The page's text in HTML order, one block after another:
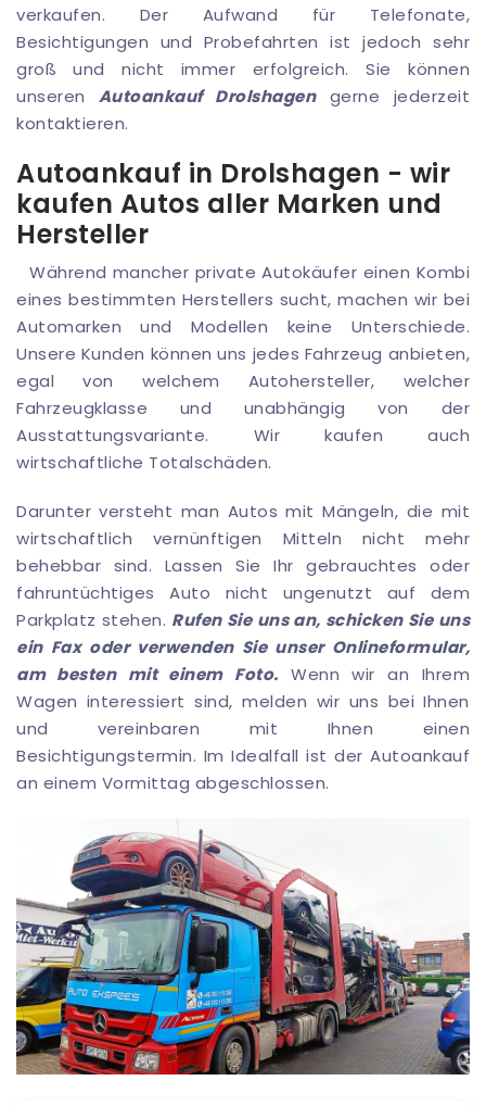
verkaufen. Der Aufwand für Telefonate,
Besichtigungen und Probefahrten ist jedoch sehr
groß und nicht immer erfolgreich. Sie können
unseren Autoankauf Drolshagengerne jederzeit
kontaktieren.
Autoankauf in Drolshagen - wir
kaufen Autos aller Marken und
Hersteller
Während mancher private Autokäufer einen Kombi
eines bestimmten Herstellers sucht, machen wir bei
Automarken und Modellen keine Unterschiede.
Unsere Kunden können uns jedes Fahrzeug anbieten,
egal von welchem Autohersteller, welcher
Fahrzeugklasse und unabhängig von der
Ausstattungsvariante. Wir kaufen auch
wirtschaftliche Totalschäden.
Darunter versteht man Autos mit Mängeln, die mit
wirtschaftlich vernünftigen Mitteln nicht mehr
behebbar sind. Lassen Sie Ihr gebrauchtes oder
fahruntüchtiges Auto nicht ungenutzt auf dem
Parkplatz stehen. Rufen Sie uns an, schicken Sie uns
ein Fax oder verwenden Sie unser Onlineformular,
am besten mit einem Foto. Wenn wir an Ihrem
Wagen interessiert sind, melden wir uns bei Ihnen
und vereinbaren mit Ihnen einen
Besichtigungstermin. Im Idealfall ist der Autoankauf
an einem Vormittag abgeschlossen.